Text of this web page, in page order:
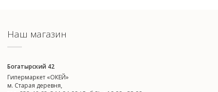
Наш магазин
Богатырский 42
Гипермаркет «ОКЕЙ»
м. Старая деревня,